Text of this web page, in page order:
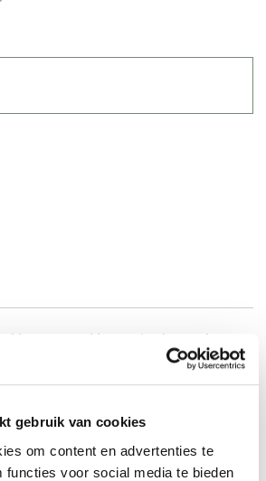
gebruik van cookies
om content en advertenties te
functies voor social media te bieden
humor en kleur. Kip draagt hoge
op haar pantoffels en Eend kan
En waarom heb jij
Schaap?